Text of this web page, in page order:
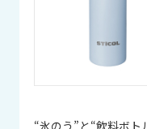
“氷のう”と“飲料ボ